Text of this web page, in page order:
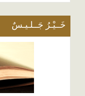
خَــيْـرُ جَــلـيـسٌ